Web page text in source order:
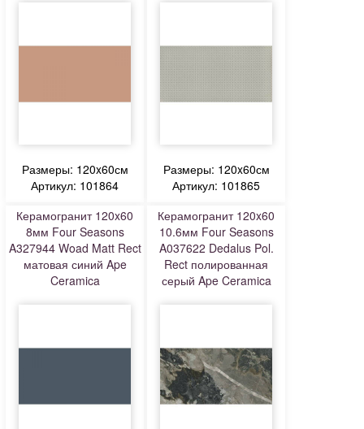
Размеры: 120x60см
Артикул: 101864
Размеры: 120x60см
Артикул: 101865
Керамогранит 120x60
8мм Four Seasons
A327944 Woad Matt Rect
матовая синий Ape
Ceramica
Керамогранит 120x60
10.6мм Four Seasons
A037622 Dedalus Pol.
Rect полированная
серый Ape Ceramica